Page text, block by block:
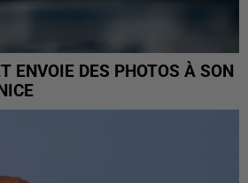
ENVOIE DES PHOTOS À SON